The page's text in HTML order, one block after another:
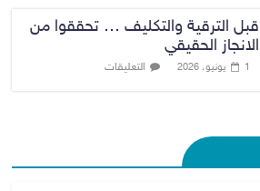
قبل الترقية والتكليف … تحققوا من
الانجاز الحقيقي
1 يونيو، 2026 التعليقات